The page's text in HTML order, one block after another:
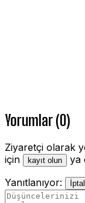
Yorumlar (0)
Ziyaretçi olarak
için
kayıt olun ya
Yanıtlanıyor:
İptal